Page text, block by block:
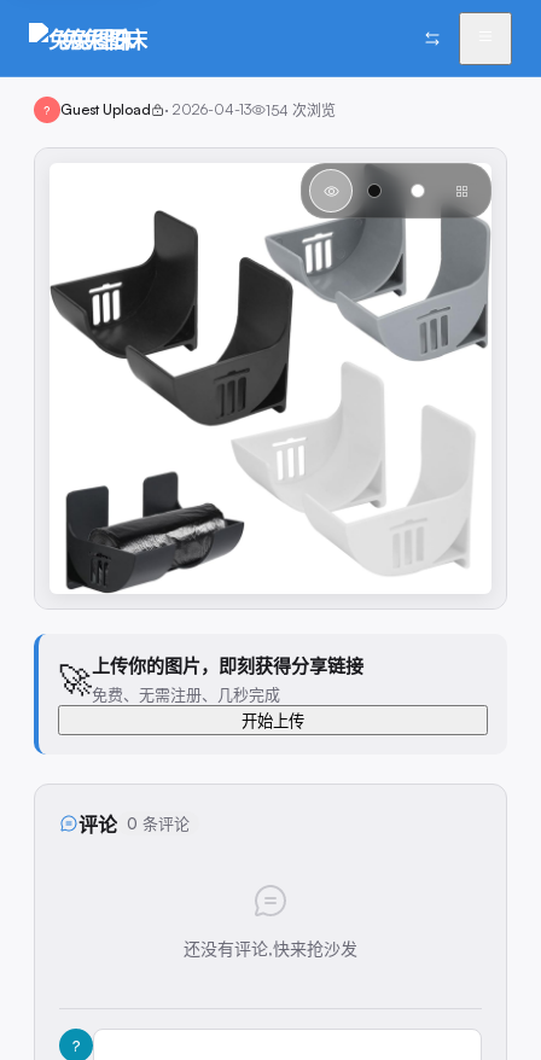
兔兔图床
? Guest Upload · 2026-04-13 154 次浏览
🚀上传你的图片，即刻获得分享链接
免费、无需注册、几秒完成
开始上传
评论 0 条评论
还没有评论,快来抢沙发
?